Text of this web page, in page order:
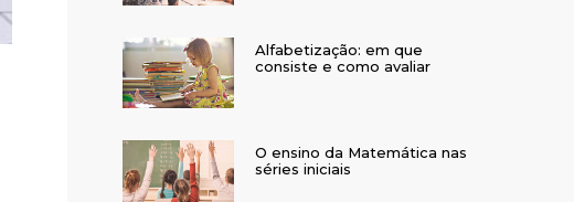
Alfabetização: em que
consiste e como avaliar
O ensino da Matemática nas
séries iniciais